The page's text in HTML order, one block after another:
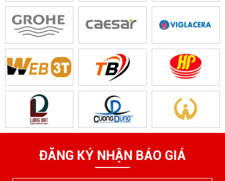
ĐĂNG KÝ NHẬN BÁO GIÁ